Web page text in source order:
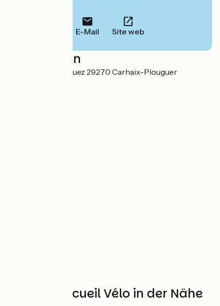
E-Mail Site web
Localisation
3, Route de Kerniguez 29270 Carhaix-Plouguer
Weitere Accueil Vélo in der Nähe